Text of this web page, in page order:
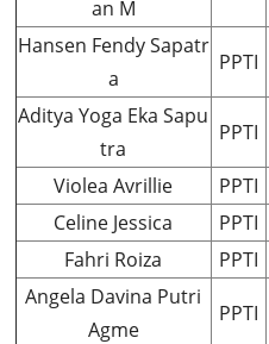
an M
Hansen Fendy Sapatr
a
PPTI
Aditya Yoga Eka Sapu
tra
PPTI
Violea Avrillie PPTI
Celine Jessica
PPTI
Fahri Roiza
PPTI
Angela Davina Putri
Agme
PPTI